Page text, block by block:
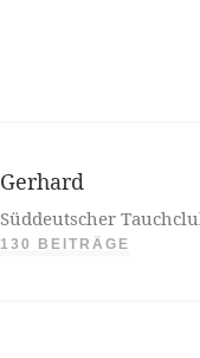
Gerhard
Süddeutscher
130 BEITRÄGE